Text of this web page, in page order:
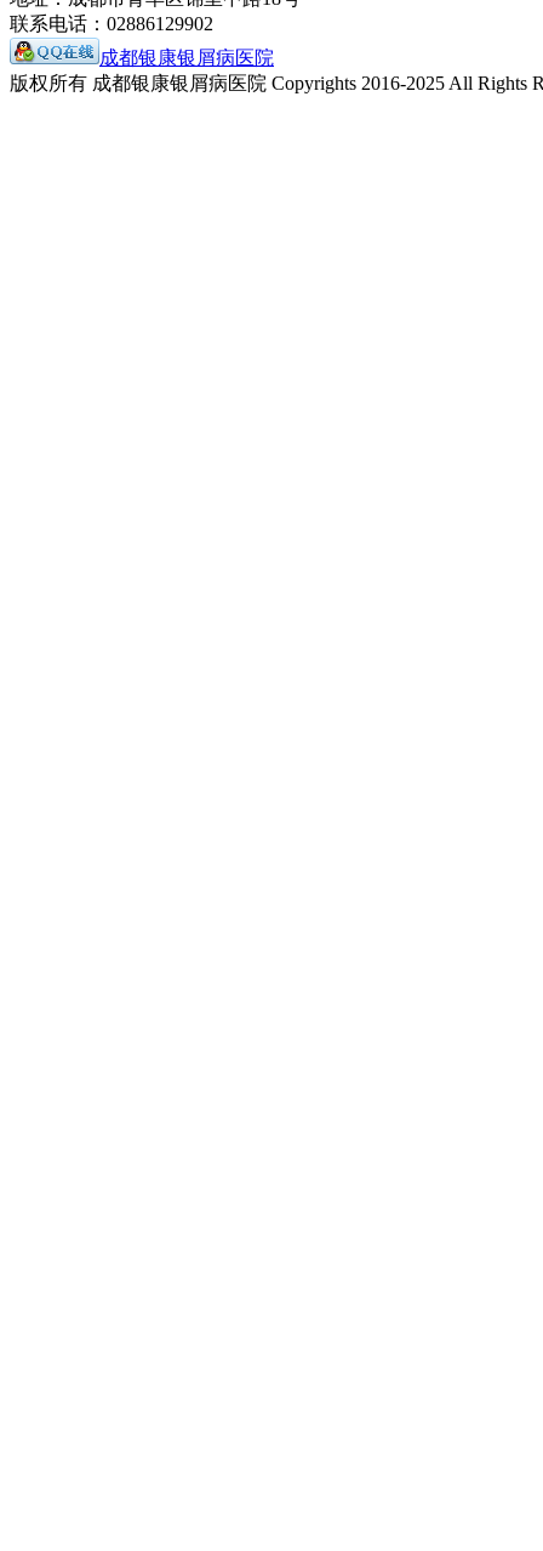
联系电话：02886129902
成都银康银屑病医院
版权所有 成都银康银屑病医院 Copyrights 2016-2025 All Rights